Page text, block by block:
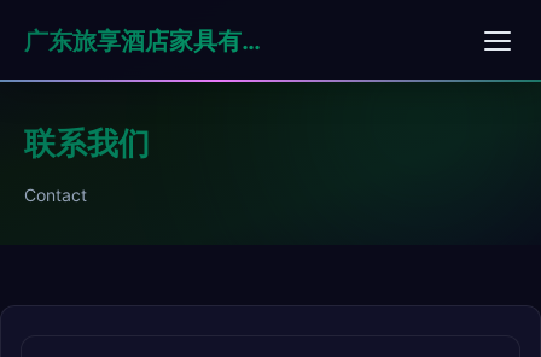
广东旅享酒店家具有限公司
联系我们
Contact